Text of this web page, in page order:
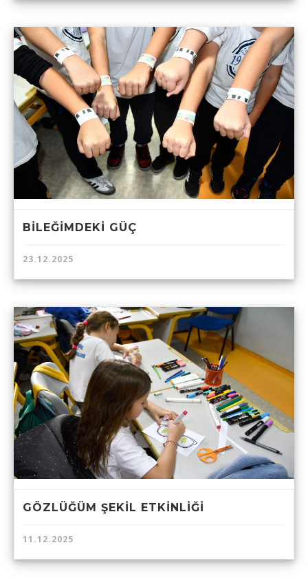
BİLEĞİMDEKİ GÜÇ
23.12.2025
GÖZLÜĞÜM ŞEKİL ETKİNLİĞİ
11.12.2025